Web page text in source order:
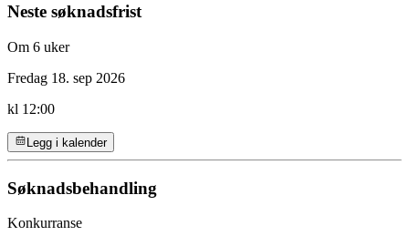
Neste søknadsfrist
Om 6 uker
Fredag 18. sep 2026
kl 12:00
Legg i kalender
Søknadsbehandling
Konkurranse